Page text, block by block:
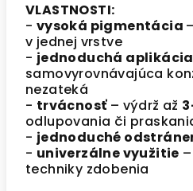
VLASTNOSTI:
- vysoká pigmentácia
v jednej vrstve
- jednoduchá aplikácia
samovyrovnávajúca
nezateká
- trvácnosť– výdrž až
odlupovania či
- jednoduché
- univerzálne využitie
techniky zdobenia